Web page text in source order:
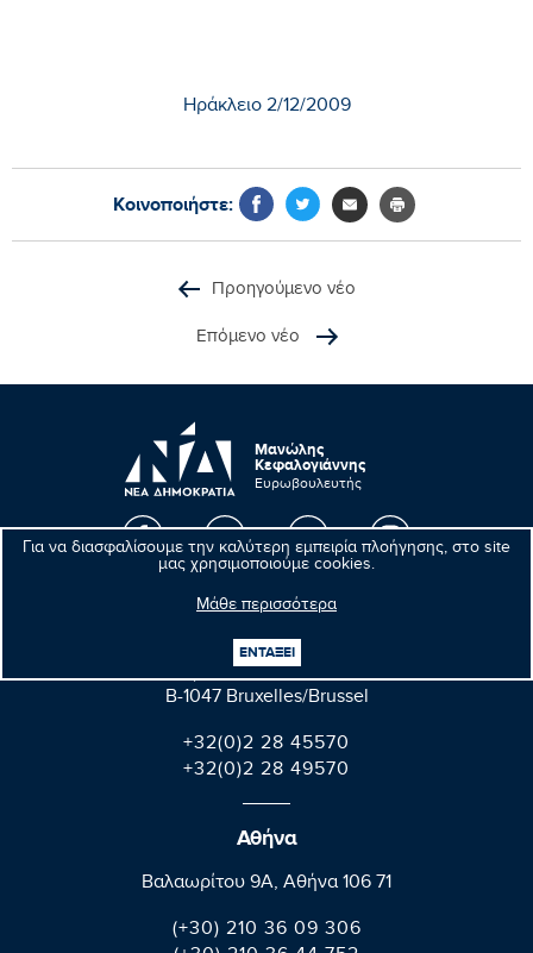
Για να διασφαλίσουμε την καλύτερη εμπειρία πλοήγησης, στο site
μας χρησιμοποιούμε cookies.
Μάθε περισσότερα
ΕΝΤΑΞΕΙ
Ηράκλειο 2/12/2009
Κοινοποιήστε:
Προηγούμενο νέο
Επόμενο νέο
Μανώλης
Κεφαλογιάννης
Ευρωβουλευτής
Βρυξέλλες
Parlement européen Bât. Altiero Spinelli
08E165 60, rue Wiertz / Wiertzstraat 60
B-1047 Bruxelles/Brussel
+32(0)2 28 45570
+32(0)2 28 49570
Αθήνα
Βαλαωρίτου 9A, Aθήνα 106 71
(+30) 210 36 09 306